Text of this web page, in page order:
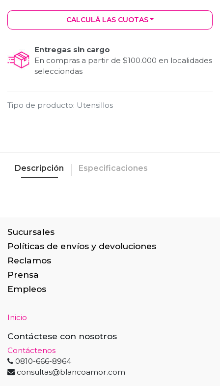
CALCULÁ LAS CUOTAS
Entregas sin cargo
En compras a partir de $100.000 en localidades
selecciondas
Tipo de producto: Utensillos
Descripción Especificaciones
Sucursales
Políticas de envíos y devoluciones
Reclamos
Prensa
Empleos
Inicio
Contáctese con nosotros
Contáctenos
0810-666-8964
consultas@blancoamor.com